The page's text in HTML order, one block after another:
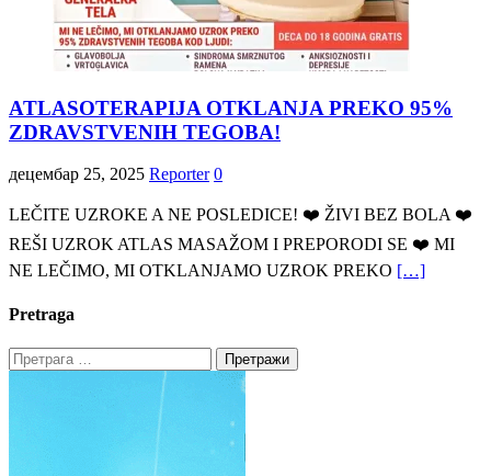
ATLASOTERAPIJA OTKLANJA PREKO 95%
ZDRAVSTVENIH TEGOBA!
децембар 25, 2025 Reporter 0
LEČITE UZROKE A NE POSLEDICE! ❤️ ŽIVI BEZ BOLA ❤️
REŠI UZROK ATLAS MASAŽOM I PREPORODI SE ❤️ MI
NE LEČIMO, MI OTKLANJAMO UZROK PREKO […]
Pretraga
Претрага
за: